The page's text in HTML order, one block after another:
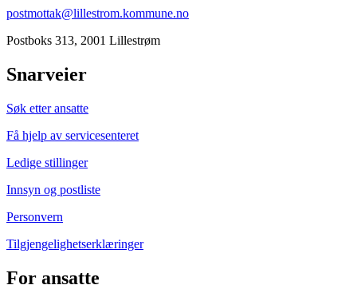
postmottak@lillestrom.kommune.no
Postboks 313, 2001 Lillestrøm
Snarveier
Søk etter ansatte
Få hjelp av servicesenteret
Ledige stillinger
Innsyn og postliste
Personvern
Tilgjengelighetserklæringer
For ansatte